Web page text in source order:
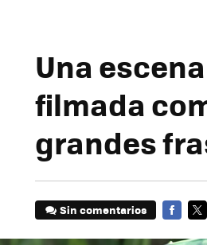
Una
filmada
grandes
Sin comentarios